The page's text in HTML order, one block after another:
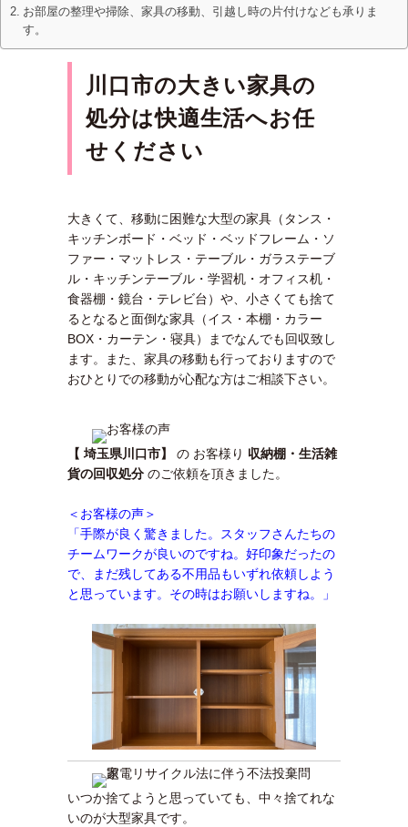
お部屋の整理や掃除、家具の移動、引越し時の片付けなども承りま
す。
川口市の大きい家具の
処分は快適生活へお任
せください
大きくて、移動に困難な大型の家具（タンス・
キッチンボード・ベッド・ベッドフレーム・ソ
ファー・マットレス・テーブル・ガラステーブ
ル・キッチンテーブル・学習机・オフィス机・
食器棚・鏡台・テレビ台）や、小さくても捨て
るとなると面倒な家具（イス・本棚・カラー
BOX・カーテン・寝具）までなんでも回収致し
ます。また、家具の移動も行っておりますので
おひとりでの移動が心配な方はご相談下さい。
【 埼玉県川口市】 の お客様り 収納棚・生活雑
貨の回収処分 のご依頼を頂きました。
＜お客様の声＞
「手際が良く驚きました。スタッフさんたちの
チームワークが良いのですね。好印象だったの
で、まだ残してある不用品もいずれ依頼しよう
と思っています。その時はお願いしますね。」
いつか捨てようと思っていても、中々捨てれな
いのが大型家具です。